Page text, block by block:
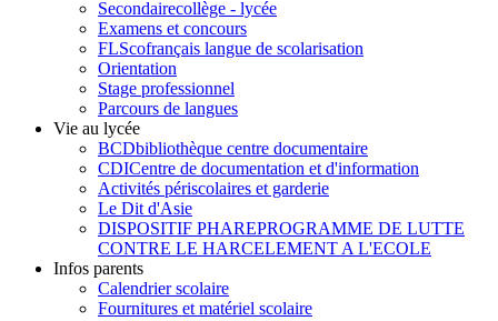
Secondairecollège - lycée
Examens et concours
FLScofrançais langue de scolarisation
Orientation
Stage professionnel
Parcours de langues
Vie au lycée
BCDbibliothèque centre documentaire
CDICentre de documentation et d'information
Activités périscolaires et garderie
Le Dit d'Asie
DISPOSITIF PHAREPROGRAMME DE LUTTE
CONTRE LE HARCELEMENT A L'ECOLE
Infos parents
Calendrier scolaire
Fournitures et matériel scolaire